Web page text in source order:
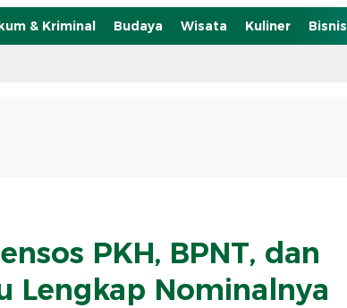
& Kriminal Budaya Wisata Kuliner Bisnis
PKH, BPNT, dan
Lengkap Nominalnya